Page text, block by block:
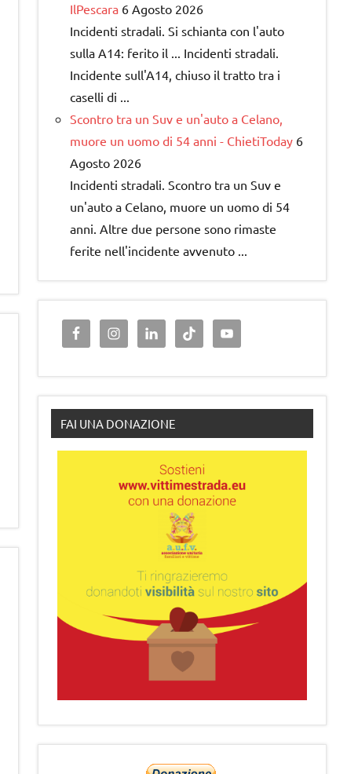
IlPescara 6 Agosto 2026
Incidenti stradali. Si schianta con l'auto
sulla A14: ferito il ... Incidenti stradali.
Incidente sull'A14, chiuso il tratto tra i
caselli di ...
Scontro tra un Suv e un'auto a Celano,
muore un uomo di 54 anni - ChietiToday 6
Agosto 2026
Incidenti stradali. Scontro tra un Suv e
un'auto a Celano, muore un uomo di 54
anni. Altre due persone sono rimaste
ferite nell'incidente avvenuto ...
FAI UNA DONAZIONE